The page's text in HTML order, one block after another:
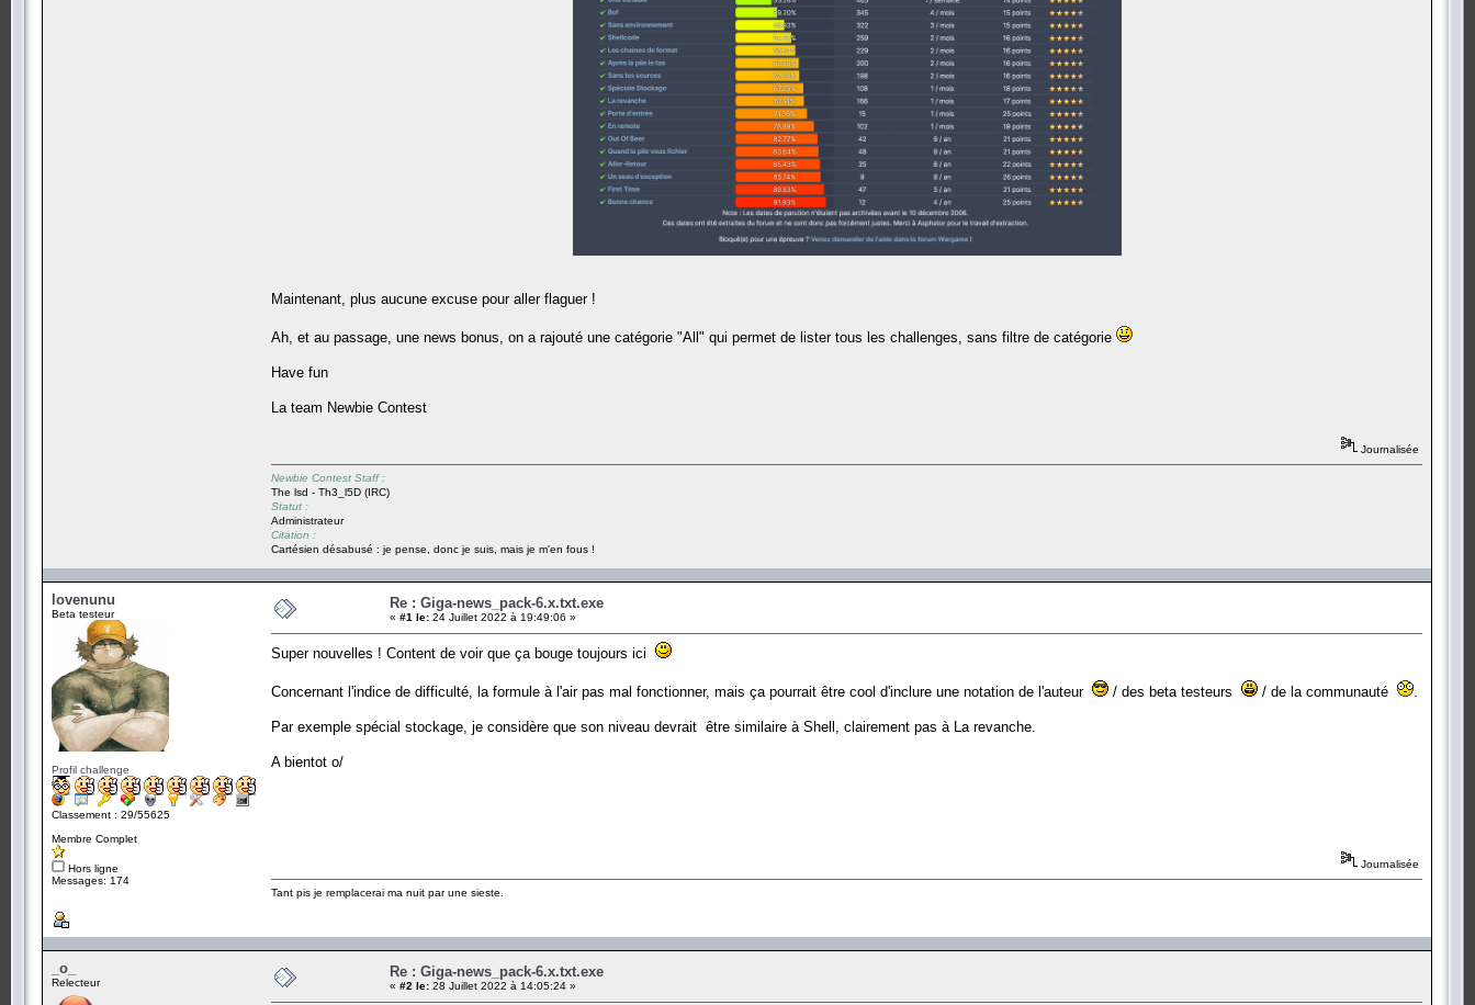
Maintenant, plus aucune excuse pour aller flaguer !
Ah, et au passage, une news bonus, on a rajouté une catégorie "All" qui permet de lister tous les challenges, sans filtre de catégorie
Have fun
La team Newbie Contest
Journalisée
Newbie Contest Staff :
The lsd - Th3_l5D (IRC)
Statut :
Administrateur
Citation :
Cartésien désabusé : je pense, donc je suis, mais je m'en fous !
lovenunu
Beta testeur
Profil challenge
Classement : 29/55625
Membre Complet
Hors ligne
Messages: 174
Re : Giga-news_pack-6.x.txt.exe
« #1 le: 24 Juillet 2022 à 19:49:06 »
Super nouvelles ! Content de voir que ça bouge toujours ici
Concernant l'indice de difficulté, la formule à l'air pas mal fonctionner, mais ça pourrait être cool d'inclure une notation de l'auteur / des beta testeurs / de la communauté
Par exemple spécial stockage, je considère que son niveau devrait être similaire à Shell, clairement pas à La revanche.
A bientot o/
Journalisée
Tant pis je remplacerai ma nuit par une sieste.
_o_
Relecteur
Re : Giga-news_pack-6.x.txt.exe
« #2 le: 28 Juillet 2022 à 14:05:24 »